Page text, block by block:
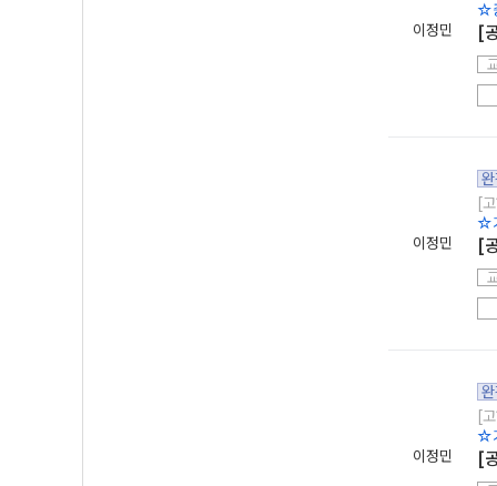
이정민
☆
[
이정민
[
☆
[
이정민
[
☆
[